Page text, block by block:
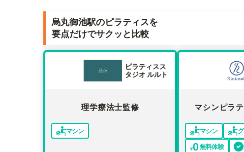
烏丸御池駅のピラティスを
要点だけでサクッと比較
ピラティスス
タジオ ルルト
理学療法士監修
マシン
マシンピラ
マシン
無料体験